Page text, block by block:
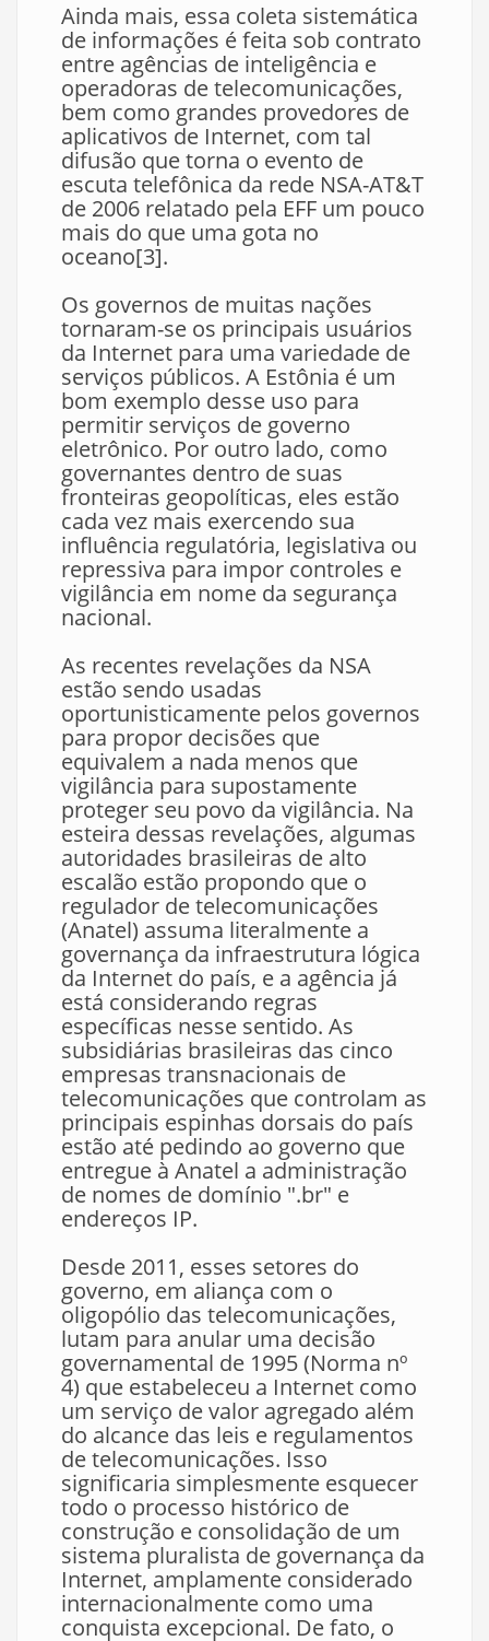
Ainda mais, essa coleta sistemática
de informações é feita sob contrato
entre agências de inteligência e
operadoras de telecomunicações,
bem como grandes provedores de
aplicativos de Internet, com tal
difusão que torna o evento de
escuta telefônica da rede NSA-AT&T
de 2006 relatado pela EFF um pouco
mais do que uma gota no
oceano[3].
Os governos de muitas nações
tornaram-se os principais usuários
da Internet para uma variedade de
serviços públicos. A Estônia é um
bom exemplo desse uso para
permitir serviços de governo
eletrônico. Por outro lado, como
governantes dentro de suas
fronteiras geopolíticas, eles estão
cada vez mais exercendo sua
influência regulatória, legislativa ou
repressiva para impor controles e
vigilância em nome da segurança
nacional.
As recentes revelações da NSA
estão sendo usadas
oportunisticamente pelos governos
para propor decisões que
equivalem a nada menos que
vigilância para supostamente
proteger seu povo da vigilância. Na
esteira dessas revelações, algumas
autoridades brasileiras de alto
escalão estão propondo que o
regulador de telecomunicações
(Anatel) assuma literalmente a
governança da infraestrutura lógica
da Internet do país, e a agência já
está considerando regras
específicas nesse sentido. As
subsidiárias brasileiras das cinco
empresas transnacionais de
telecomunicações que controlam as
principais espinhas dorsais do país
estão até pedindo ao governo que
entregue à Anatel a administração
de nomes de domínio ".br" e
endereços IP.
Desde 2011, esses setores do
governo, em aliança com o
oligopólio das telecomunicações,
lutam para anular uma decisão
governamental de 1995 (Norma nº
4) que estabeleceu a Internet como
um serviço de valor agregado além
do alcance das leis e regulamentos
de telecomunicações. Isso
significaria simplesmente esquecer
todo o processo histórico de
construção e consolidação de um
sistema pluralista de governança da
Internet, amplamente considerado
internacionalmente como uma
conquista excepcional. De fato, o